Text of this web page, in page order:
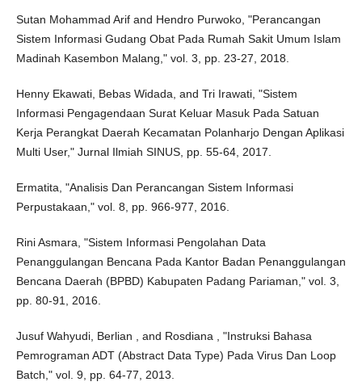
Sutan Mohammad Arif and Hendro Purwoko, "Perancangan
Sistem Informasi Gudang Obat Pada Rumah Sakit Umum Islam
Madinah Kasembon Malang," vol. 3, pp. 23-27, 2018.
Henny Ekawati, Bebas Widada, and Tri Irawati, "Sistem
Informasi Pengagendaan Surat Keluar Masuk Pada Satuan
Kerja Perangkat Daerah Kecamatan Polanharjo Dengan Aplikasi
Multi User," Jurnal Ilmiah SINUS, pp. 55-64, 2017.
Ermatita, "Analisis Dan Perancangan Sistem Informasi
Perpustakaan," vol. 8, pp. 966-977, 2016.
Rini Asmara, "Sistem Informasi Pengolahan Data
Penanggulangan Bencana Pada Kantor Badan Penanggulangan
Bencana Daerah (BPBD) Kabupaten Padang Pariaman," vol. 3,
pp. 80-91, 2016.
Jusuf Wahyudi, Berlian , and Rosdiana , "Instruksi Bahasa
Pemrograman ADT (Abstract Data Type) Pada Virus Dan Loop
Batch," vol. 9, pp. 64-77, 2013.